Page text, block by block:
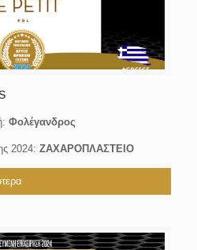
Φολέγανδρος
2024: ΖΑΧΑΡΟΠΛΑΣΤΕΙΟ